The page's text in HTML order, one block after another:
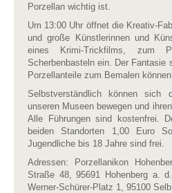
Porzellan wichtig ist.
Um 13:00 Uhr öffnet die Kreativ-
und große Künstlerinnen und
eines Krimi-Trickfilms, zum
Scherbenbasteln ein. Der Fantasie
Porzellanteile zum Bemalen
Selbstverständlich können sich
unseren Museen bewegen und
Alle Führungen sind kostenfrei.
beiden Standorten 1,00 Euro
Jugendliche bis 18 Jahre sind frei.
Adressen: Porzellanikon
Straße 48, 95691 Hohenberg a.
Werner-Schürer-Platz 1, 95100 Selb.